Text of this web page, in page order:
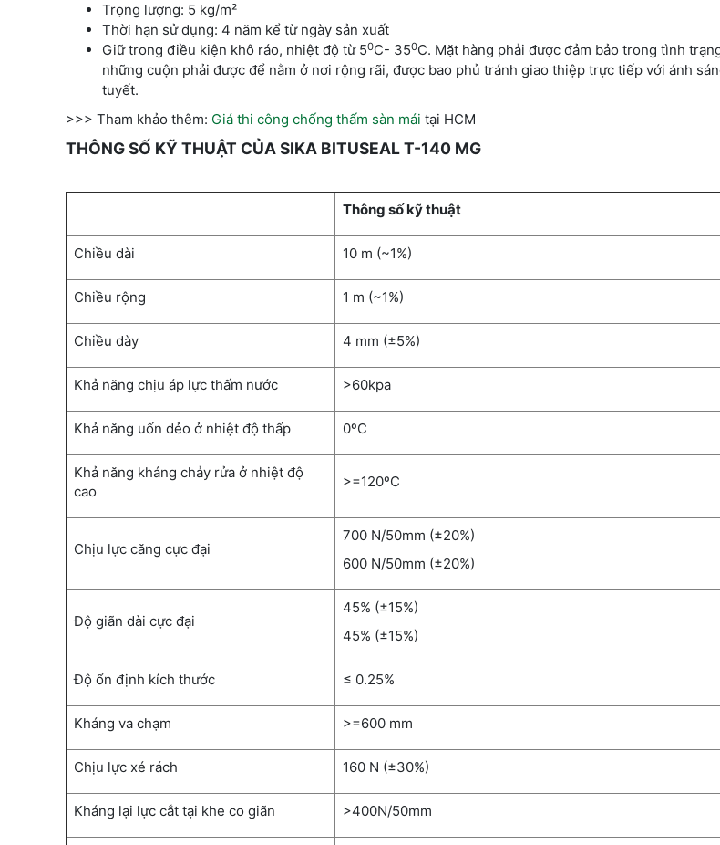
Trọng lượng: 5 kg/m²
Thời hạn sử dụng: 4 năm kể từ ngày sản xuất
Giữ trong điều kiện khô ráo, nhiệt độ từ 50C- 350C. Mặt hàng phải được đảm bảo trong tình
những cuộn phải được để nằm ở nơi rộng rãi, được bao phủ tránh giao thiệp trực tiếp với ánh
tuyết.
>>> Tham khảo thêm: Giá thi công chống thấm sàn mái tại HCM
THÔNG SỐ KỸ THUẬT CỦA SIKA BITUSEAL T-140 MG
Thông số kỹ thuật
Chiều dài 10 m (~1%)
Chiều rộng 1 m (~1%)
Chiều dày 4 mm (±5%)
Khả năng chịu áp lực thấm nước >60kpa
Khả năng uốn dẻo ở nhiệt độ thấp 0ºC
Khả năng kháng chảy rửa ở nhiệt độ
cao
>=120ºC
Chịu lực căng cực đại
700 N/50mm (±20%)
600 N/50mm (±20%)
Độ giãn dài cực đại
45% (±15%)
45% (±15%)
Độ ổn định kích thước ≤ 0.25%
Kháng va chạm >=600 mm
Chịu lực xé rách 160 N (±30%)
Kháng lại lực cắt tại khe co giãn >400N/50mm